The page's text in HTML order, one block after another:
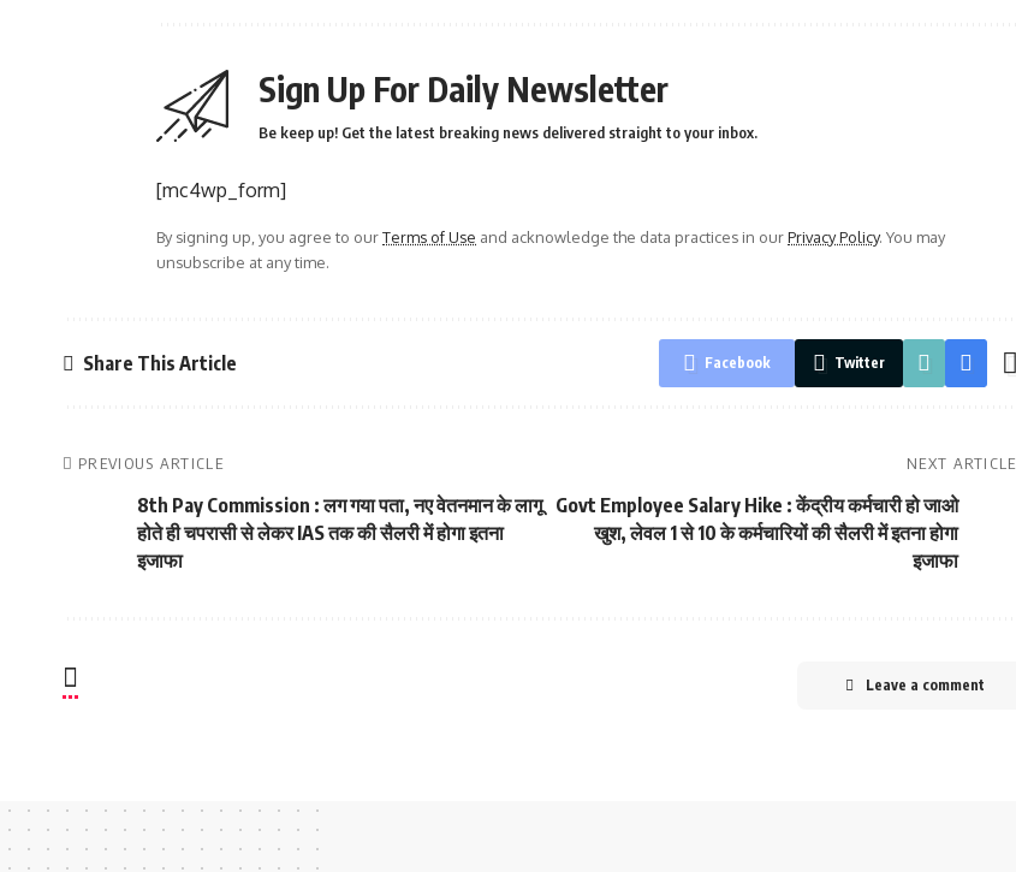
Sign Up For Daily Newsletter
Be keep up! Get the latest breaking news delivered straight to your inbox.
[mc4wp_form]
By signing up, you agree to ourTerms of Use and acknowledge the data practices in ourPrivacy Policy. You may
unsubscribe at any time.
Share This Article Facebook Twitter
PREVIOUS ARTICLE
8th Pay Commission : लग गया पता, नए वेतनमान के लागू
होते ही चपरासी से लेकर IAS तक की सैलरी में होगा इतना
इजाफा
NEXT ARTICLE
Govt Employee Salary Hike : केंद्रीय कर्मचारी हो जाओ
खुश, लेवल 1 से 10 के कर्मचारियों की सैलरी में इतना होगा
इजाफा
Leave a comment